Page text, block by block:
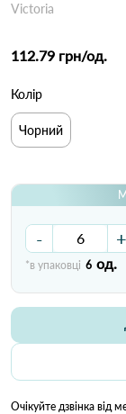
Victoria
112.79 грн/од.
Колір
Чорний
- +
*в упаковці 6 од.
Очікуйте дзвінка від